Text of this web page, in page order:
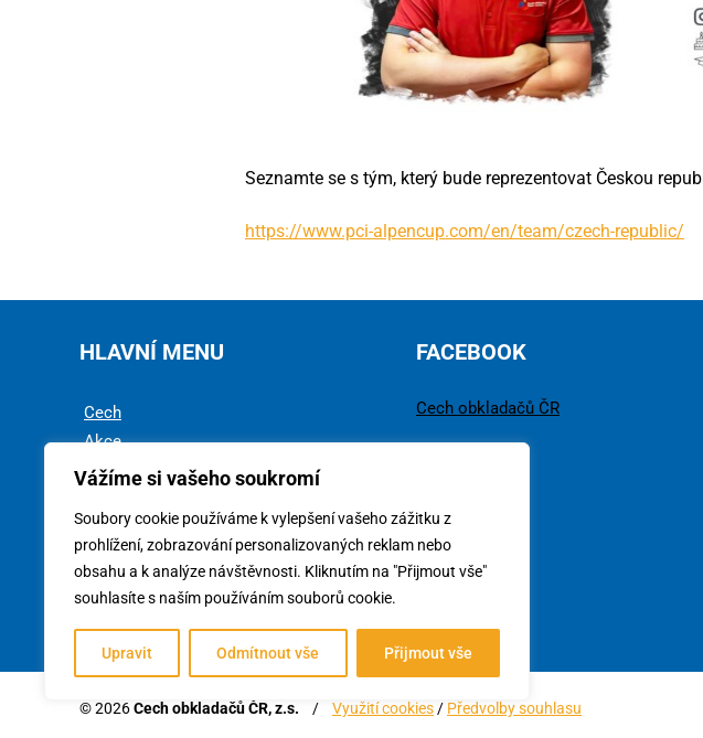
Vážíme si vašeho soukromí
Soubory cookie používáme k vylepšení vašeho zážitku z
prohlížení, zobrazování personalizovaných reklam nebo
obsahu a k analýze návštěvnosti. Kliknutím na "Přijmout vše"
souhlasíte s naším používáním souborů cookie.
Upravit Odmítnout vše Přijmout vše
Seznamte se s tým, který bude reprezentovat Českou
https://www.pci-alpencup.com/en/team/czech-republic/
HLAVNÍ MENU
Cech
Akce
Rady a tipy
Ke stažení
FACEBOOK
Cech obkladačů ČR
© 2026Cech obkladačů ČR, z.s. / Využití cookies / Předvolby souhlasu